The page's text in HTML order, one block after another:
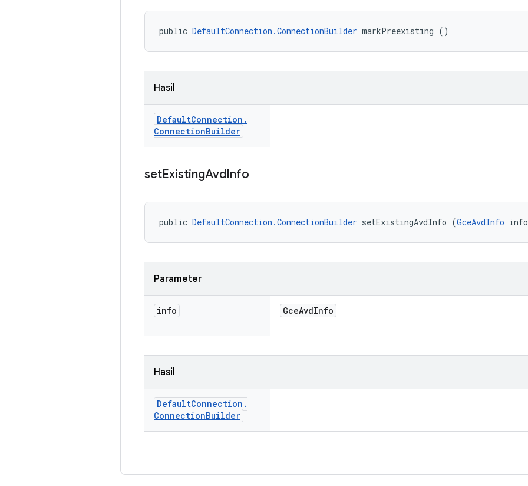
public DefaultConnection.ConnectionBuilder markPreexisting ()
Hasil
DefaultConnection .
ConnectionBuilder
setExistingAvdInfo
public DefaultConnection.ConnectionBuilder setExistingAvdInfo (GceAvdInfo
Parameter
info GceAvdInfo
Hasil
DefaultConnection .
ConnectionBuilder